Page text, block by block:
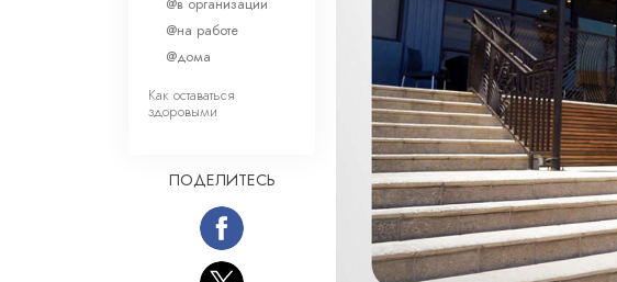
Что такое величие?
@на работе
@дома
Как оставаться
здоровыми
ПОДЕЛИТЕСЬ